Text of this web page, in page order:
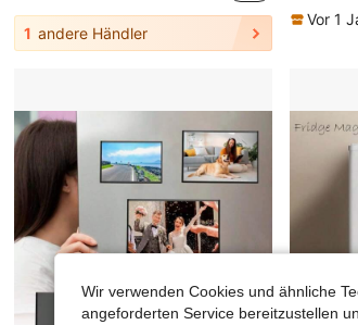
1 andere Händler
Vor 1
Wir verwenden Cookies und ähnliche
angeforderten Service bereitzustellen